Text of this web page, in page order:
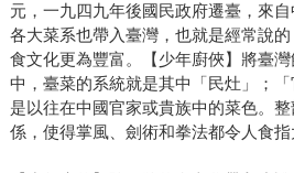
元，一九四九年後國民政府遷臺，來
各大菜系也帶入臺灣，也就是經常說
食文化更為豐富。【少年廚俠】將臺
中，臺菜的系統就是其中「民灶」；「
是以往在中國官家或貴族中的菜色。
係，使得掌風、劍術和拳法都令人食指